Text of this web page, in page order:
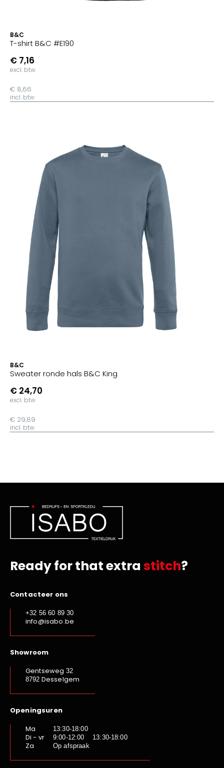
B&C
T-shirt B&C #E190
€ 7,16
excl. btw
€ 8,66
incl. btw
B&C
Sweater ronde hals B&C King
€ 24,70
excl. btw
€ 29,89
incl. btw
Ready for that extra stitch?
Contacteer ons
+32 56 60 89 30
info@isabo.be
Showroom
Gentseweg 32
8792 Desselgem
Openingsuren
Ma
13:30-18:00
Di - vr 9:00-12:00 13:30-18:00
Za Op afspraak